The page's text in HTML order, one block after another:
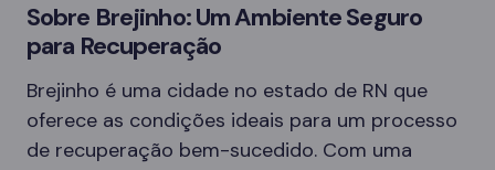
Sobre Brejinho: Um Ambiente Seguro
para Recuperação
Brejinho é uma cidade no estado de RN que
oferece as condições ideais para um processo
de recuperação bem-sucedido. Com uma